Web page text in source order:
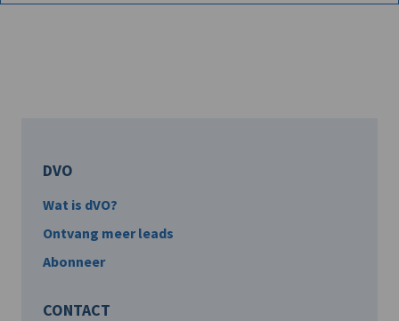
DVO
Wat is dVO?
Ontvang meer leads
Abonneer
CONTACT